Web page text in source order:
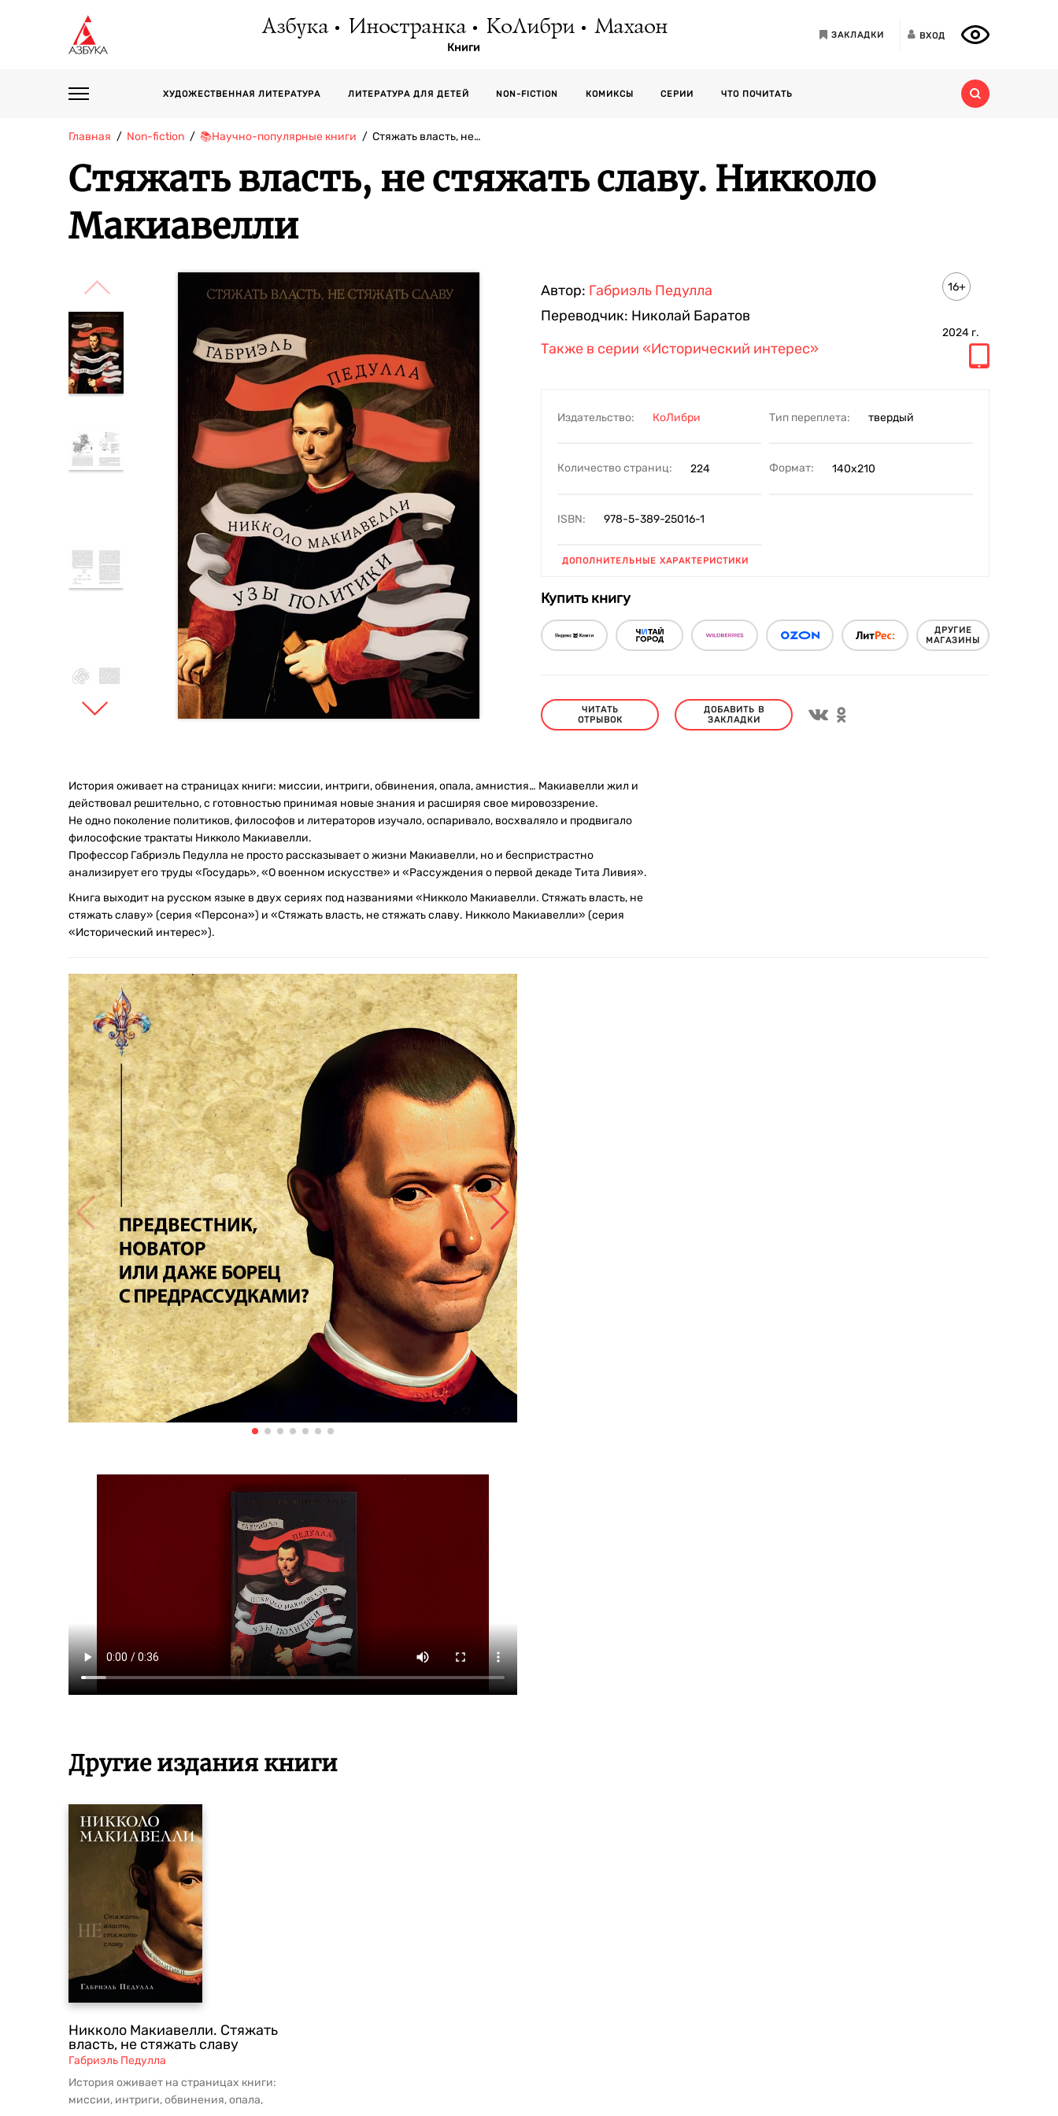
Азбука Иностранка КоЛибри Махаон
Книги
ЗАКЛАДКИ ВХОД
ХУДОЖЕСТВЕННАЯ ЛИТЕРАТУРА ЛИТЕРАТУРА ДЛЯ ДЕТЕЙ NON-FICTION КОМИКСЫ СЕРИИ ЧТО ПОЧИТАТЬ
Главная Non-fiction 📚Научно-популярные книги Стяжать власть, не…
Стяжать власть, не стяжать славу. Никколо
Макиавелли
Автор: Габриэль Педулла
Переводчик: Николай Баратов
16+
2024 г.
Также в серии «Исторический интерес»
Издательство: КоЛибри Тип переплета: твердый
Количество страниц: 224 Формат: 140х210
ISBN: 978-5-389-25016-1
ДОПОЛНИТЕЛЬНЫЕ ХАРАКТЕРИСТИКИ
Купить книгу
ДРУГИЕ
МАГАЗИНЫ
ЧИТАТЬ
ОТРЫВОК
ДОБАВИТЬ В
ЗАКЛАДКИ
История оживает на страницах книги: миссии, интриги, обвинения, опала, амнистия… Макиавелли жил и
действовал решительно, с готовностью принимая новые знания и расширяя свое мировоззрение.
Не одно поколение политиков, философов и литераторов изучало, оспаривало, восхваляло и продвигало
философские трактаты Никколо Макиавелли.
Профессор Габриэль Педулла не просто рассказывает о жизни Макиавелли, но и беспристрастно
анализирует его труды «Государь», «О военном искусстве» и «Рассуждения о первой декаде Тита Ливия».
Книга выходит на русском языке в двух сериях под названиями «Никколо Макиавелли. Стяжать власть, не
стяжать славу» (серия «Персона») и «Стяжать власть, не стяжать славу. Никколо Макиавелли» (серия
«Исторический интерес»).
Другие издания книги
Никколо Макиавелли. Стяжать
власть, не стяжать славу
Габриэль Педулла
История оживает на страницах книги:
миссии, интриги, обвинения, опала,